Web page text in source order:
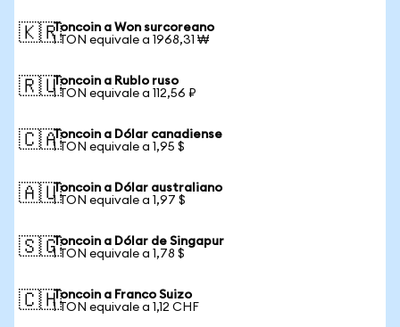
🇰🇷Toncoin a Won surcoreano
1 TON equivale a 1968,31 ₩
🇷🇺Toncoin a Rublo ruso
1 TON equivale a 112,56 ₽
🇨🇦Toncoin a Dólar canadiense
1 TON equivale a 1,95 $
🇦🇺Toncoin a Dólar australiano
1 TON equivale a 1,97 $
🇸🇬Toncoin a Dólar de Singapur
1 TON equivale a 1,78 $
🇨🇭Toncoin a Franco Suizo
1 TON equivale a 1,12 CHF